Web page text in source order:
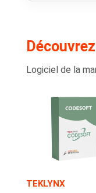
Logiciel de la
TEKLYNX